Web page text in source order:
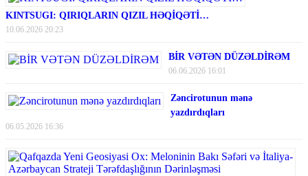
KINTSUGI: QIRIQLARIN QIZIL HƏQİQƏTİ…
10.06.2026 20:23
BİR VƏTƏN DÜZƏLDİRƏM
06.06.2026 16:01
Zəncirotunun mənə
yazdırdıqları
06.05.2026 16:36